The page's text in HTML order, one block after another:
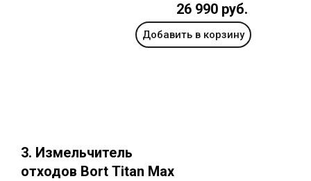
Добавить в корзину
26 990 руб.
3. Измельчитель
отходов Bort Titan Max